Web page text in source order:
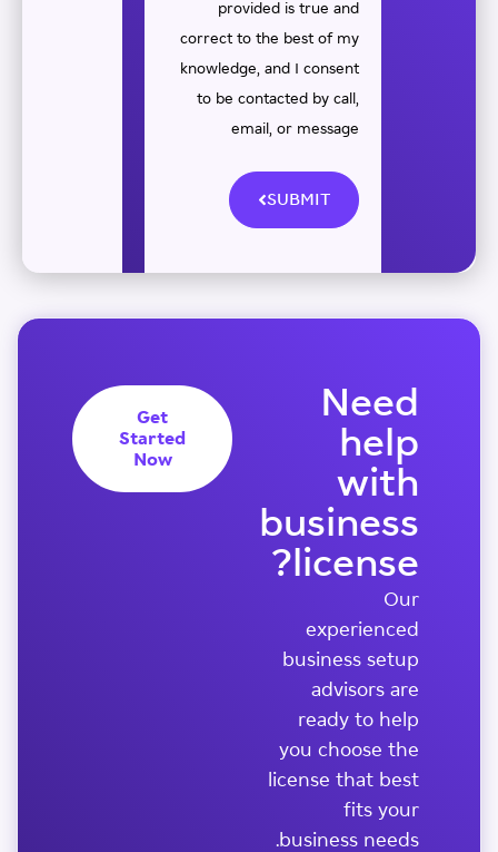
provided is true and
correct to the best of my
knowledge, and I consent
to be contacted by call,
email, or message
SUBMIT
Need
help
with
business
license?
Our
experienced
business setup
advisors are
ready to help
you choose the
license that best
fits your
business needs.
Get
Started
Now